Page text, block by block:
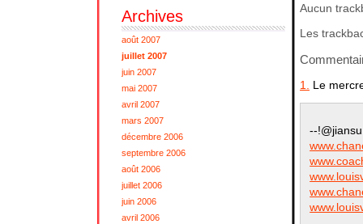
Aucun
Les
1. Le
--!@jiansu
Archives
août 2007
juillet 2007
juin 2007
mai 2007
avril 2007
mars 2007
décembre 2006
septembre 2006
août 2006
juillet 2006
juin 2006
avril 2006